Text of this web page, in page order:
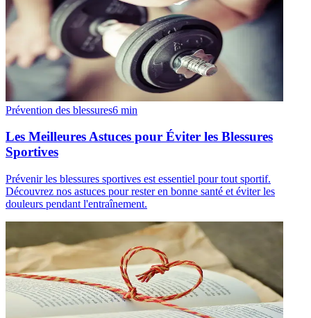
Prévention des blessures6 min
Les Meilleures Astuces pour Éviter les Blessures
Sportives
Prévenir les blessures sportives est essentiel pour tout sportif.
Découvrez nos astuces pour rester en bonne santé et éviter les
douleurs pendant l'entraînement.